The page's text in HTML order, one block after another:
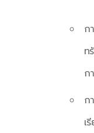
ก
ท
ก
ก
เ